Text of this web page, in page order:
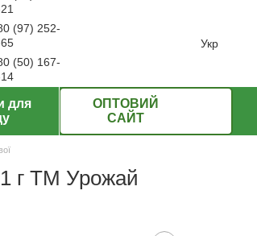
(97) 252-
(50) 167-
Укр
для
ОПТОВИЙ
САЙТ
1 г ТМ Урожай